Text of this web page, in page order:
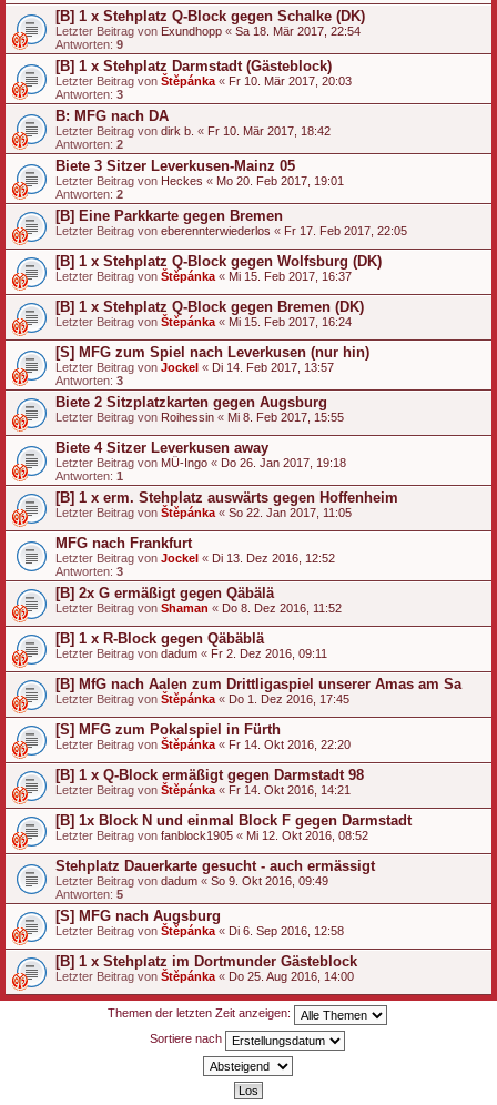
[B] 1 x Stehplatz Q-Block gegen Schalke (DK)
Letzter Beitrag von Exundhopp « Sa 18. Mär 2017, 22:54
Antworten: 9
[B] 1 x Stehplatz Darmstadt (Gästeblock)
Letzter Beitrag von Štěpánka « Fr 10. Mär 2017, 20:03
Antworten: 3
B: MFG nach DA
Letzter Beitrag von dirk b. « Fr 10. Mär 2017, 18:42
Antworten: 2
Biete 3 Sitzer Leverkusen-Mainz 05
Letzter Beitrag von Heckes « Mo 20. Feb 2017, 19:01
Antworten: 2
[B] Eine Parkkarte gegen Bremen
Letzter Beitrag von eberennterwiederlos « Fr 17. Feb 2017, 22:05
[B] 1 x Stehplatz Q-Block gegen Wolfsburg (DK)
Letzter Beitrag von Štěpánka « Mi 15. Feb 2017, 16:37
[B] 1 x Stehplatz Q-Block gegen Bremen (DK)
Letzter Beitrag von Štěpánka « Mi 15. Feb 2017, 16:24
[S] MFG zum Spiel nach Leverkusen (nur hin)
Letzter Beitrag von Jockel « Di 14. Feb 2017, 13:57
Antworten: 3
Biete 2 Sitzplatzkarten gegen Augsburg
Letzter Beitrag von Roihessin « Mi 8. Feb 2017, 15:55
Biete 4 Sitzer Leverkusen away
Letzter Beitrag von MÜ-Ingo « Do 26. Jan 2017, 19:18
Antworten: 1
[B] 1 x erm. Stehplatz auswärts gegen Hoffenheim
Letzter Beitrag von Štěpánka « So 22. Jan 2017, 11:05
MFG nach Frankfurt
Letzter Beitrag von Jockel « Di 13. Dez 2016, 12:52
Antworten: 3
[B] 2x G ermäßigt gegen Qäbälä
Letzter Beitrag von Shaman « Do 8. Dez 2016, 11:52
[B] 1 x R-Block gegen Qäbäblä
Letzter Beitrag von dadum « Fr 2. Dez 2016, 09:11
[B] MfG nach Aalen zum Drittligaspiel unserer Amas am Sa
Letzter Beitrag von Štěpánka « Do 1. Dez 2016, 17:45
[S] MFG zum Pokalspiel in Fürth
Letzter Beitrag von Štěpánka « Fr 14. Okt 2016, 22:20
[B] 1 x Q-Block ermäßigt gegen Darmstadt 98
Letzter Beitrag von Štěpánka « Fr 14. Okt 2016, 14:21
[B] 1x Block N und einmal Block F gegen Darmstadt
Letzter Beitrag von fanblock1905 « Mi 12. Okt 2016, 08:52
Stehplatz Dauerkarte gesucht - auch ermässigt
Letzter Beitrag von dadum « So 9. Okt 2016, 09:49
Antworten: 5
[S] MFG nach Augsburg
Letzter Beitrag von Štěpánka « Di 6. Sep 2016, 12:58
[B] 1 x Stehplatz im Dortmunder Gästeblock
Letzter Beitrag von Štěpánka « Do 25. Aug 2016, 14:00
Themen der letzten Zeit anzeigen:
Sortiere nach